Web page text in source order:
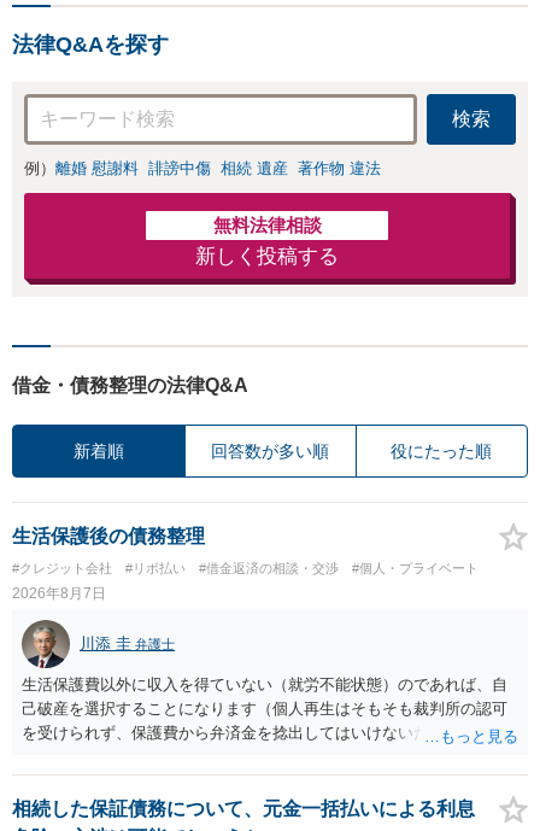
法律Q&Aを探す
検索
例） 離婚 慰謝料 誹謗中傷 相続 遺産 著作物 違法
無料法律相談
新しく投稿する
借金・債務整理の法律Q&A
新着順 回答数が多い順 役にたった順
生活保護後の債務整理
#クレジット会社 #リボ払い #借金返済の相談・交渉 #個人・プライベート
2026年8月7日
川添 圭 弁護士
生活保護費以外に収入を得ていない（就労不能状態）のであれば、自
己破産を選択することになります（個人再生はそもそも裁判所の認可
を受けられず、保護費から弁済金を捻出してはいけないため任意整理
士費用は法テラスが負担し、裁判所の予納金等も法テラスが援助して
くれるため、弁護士へ自己破産を任せれば解決します。
相続した保証債務について、元金一括払いによる利息